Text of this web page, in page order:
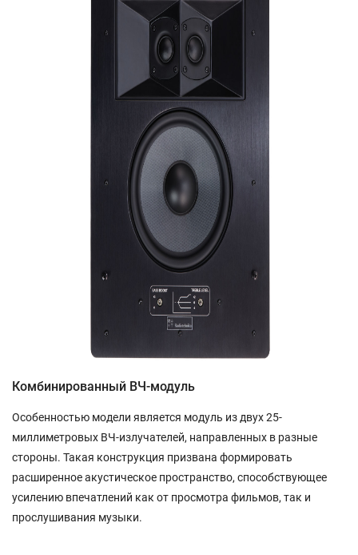
Комбинированный ВЧ-модуль
Особенностью модели является модуль из двух 25-
миллиметровых ВЧ-излучателей, направленных в разные
стороны. Такая конструкция призвана формировать
расширенное акустическое пространство, способствующее
усилению впечатлений как от просмотра фильмов, так и
прослушивания музыки.